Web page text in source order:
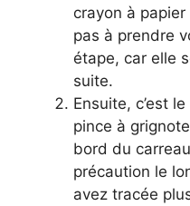
crayon à papier
pas à prendre
étape, car elle
suite.
Ensuite, c’est
pince à
bord du
précaution le
avez tracée